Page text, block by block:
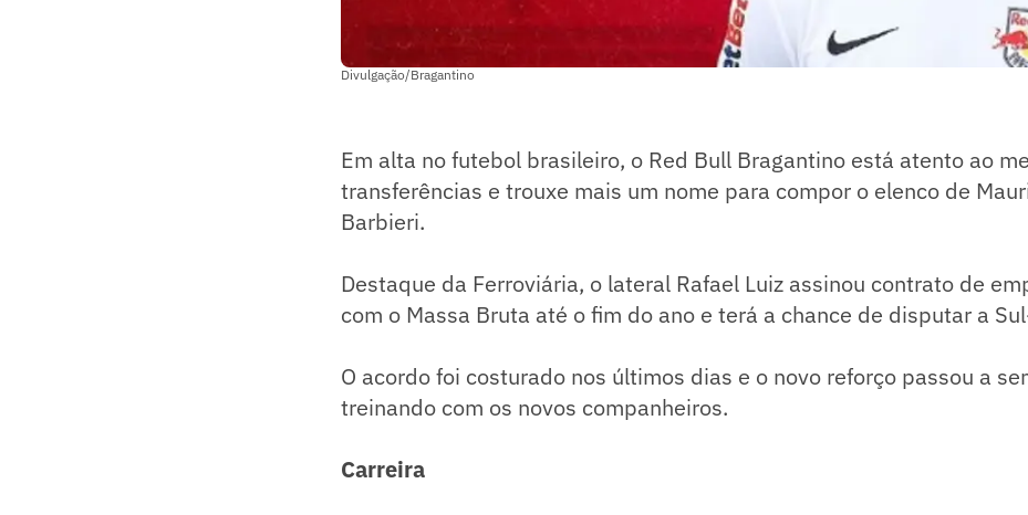
Divulgação/Bragantino
Em alta no futebol brasileiro, o Red Bull Bragantino está atento ao
transferências e trouxe mais um nome para compor o elenco de
Barbieri.
Destaque da Ferroviária, o lateral Rafael Luiz assinou contrato de
com o Massa Bruta até o fim do ano e terá a chance de disputar a
O acordo foi costurado nos últimos dias e o novo reforço passou a
treinando com os novos companheiros.
Carreira